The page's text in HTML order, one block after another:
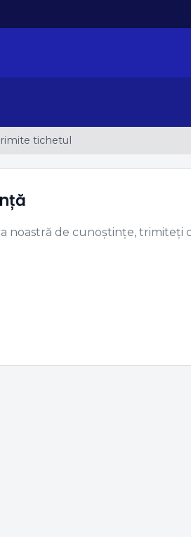
tichetul
noastră de cunoștințe, trimiteți